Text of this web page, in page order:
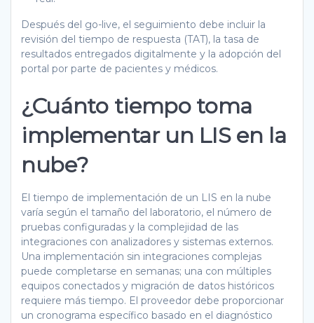
Después del go-live, el seguimiento debe incluir la
revisión del tiempo de respuesta (TAT), la tasa de
resultados entregados digitalmente y la adopción del
portal por parte de pacientes y médicos.
¿Cuánto tiempo toma
implementar un LIS en la
nube?
El tiempo de implementación de un LIS en la nube
varía según el tamaño del laboratorio, el número de
pruebas configuradas y la complejidad de las
integraciones con analizadores y sistemas externos.
Una implementación sin integraciones complejas
puede completarse en semanas; una con múltiples
equipos conectados y migración de datos históricos
requiere más tiempo. El proveedor debe proporcionar
un cronograma específico basado en el diagnóstico